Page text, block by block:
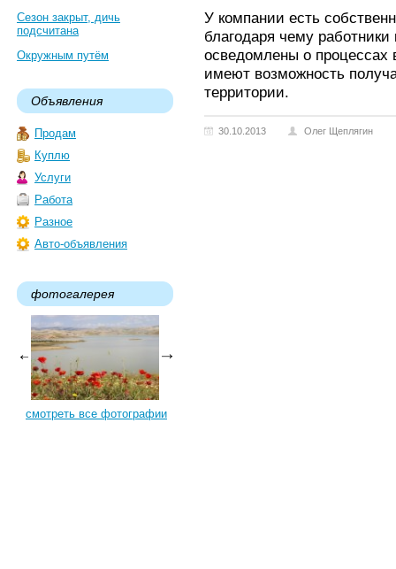
Сезон закрыт, дичь
подсчитана
Окружным путём
Объявления
Продам
Куплю
Услуги
Работа
Разное
Авто-объявления
фотогалерея
смотреть все фотографии
У компании есть
благодаря чему работники
осведомлены о процессах
имеют возможность
территории.
30.10.2013 Олег Щеплягин